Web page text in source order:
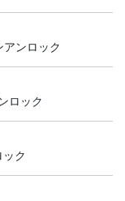
ンロック
ロック
ク